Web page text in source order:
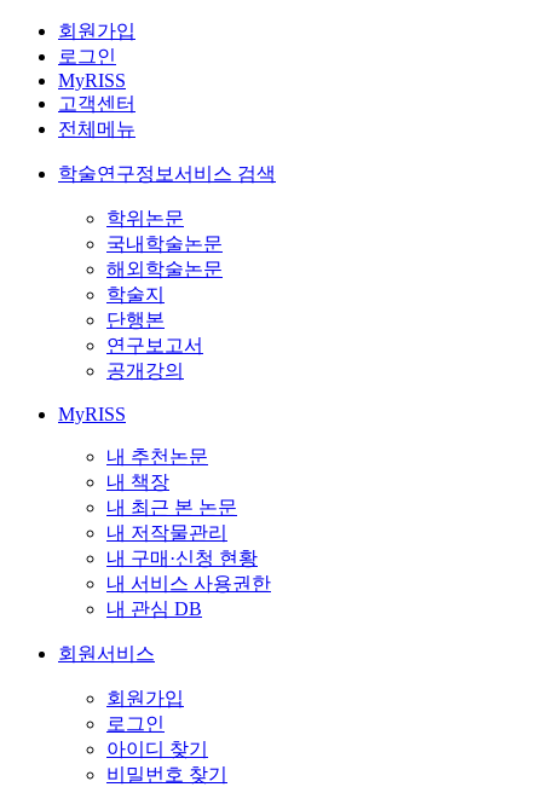
회원가입
로그인
MyRISS
고객센터
전체메뉴
학술연구정보서비스 검색
학위논문
국내학술논문
해외학술논문
학술지
단행본
연구보고서
공개강의
MyRISS
내 추천논문
내 책장
내 최근 본 논문
내 저작물관리
내 구매·신청 현황
내 서비스 사용권한
내 관심 DB
회원서비스
회원가입
로그인
아이디 찾기
비밀번호 찾기